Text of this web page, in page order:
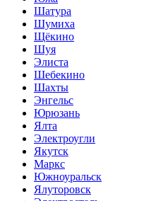
Шатура
Шумиха
Щёкино
Шуя
Элиста
Шебекино
Шахты
Энгельс
Юрюзань
Ялта
Электроугли
Якутск
Маркс
Южноуральск
Ялуторовск